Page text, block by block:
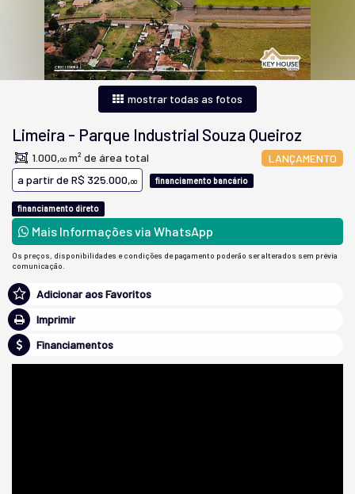
mostrar todas as fotos
Limeira - Parque Industrial Souza Queiroz
LANÇAMENTO
1.000,00 m² de área total
a partir de R$ 325.000,00 financiamento bancário
financiamento direto
Mais Informações via WhatsApp
Os preços, disponibilidades e condições de pagamento poderão ser alterados sem prévia
comunicação.
Adicionar aos Favoritos
Imprimir
Financiamentos